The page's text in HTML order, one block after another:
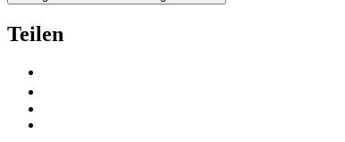
Teilen